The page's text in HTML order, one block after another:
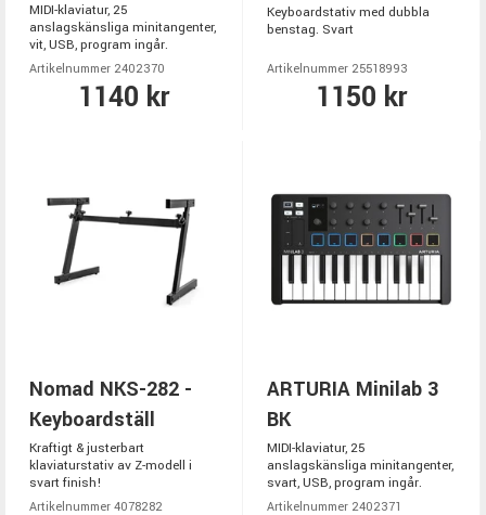
MIDI-klaviatur, 25
anslagskänsliga minitangenter,
vit, USB, program ingår.
Artikelnummer 2402370
1140 kr
Keyboardstativ med dubbla
benstag. Svart
Artikelnummer 25518993
1150 kr
Nomad NKS-282 -
Keyboardställ
Kraftigt & justerbart
klaviaturstativ av Z-modell i
svart finish!
Artikelnummer 4078282
ARTURIA Minilab 3
BK
MIDI-klaviatur, 25
anslagskänsliga minitangenter,
svart, USB, program ingår.
Artikelnummer 2402371